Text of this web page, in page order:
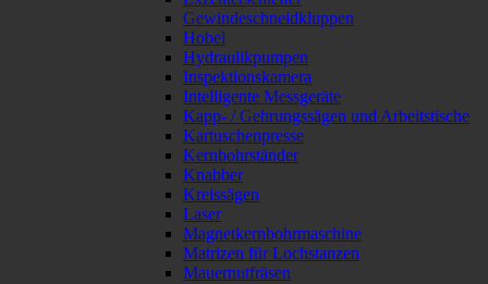
Gewindeschneidkluppen
Hobel
Hydraulikpumpen
Inspektionskamera
Intelligente Messgeräte
Kapp- / Gehrungssägen und Arbeitstische
Kartuschenpresse
Kernbohrständer
Knabber
Kreissägen
Laser
Magnetkernbohrmaschine
Matrizen für Lochstanzen
Mauernutfräsen